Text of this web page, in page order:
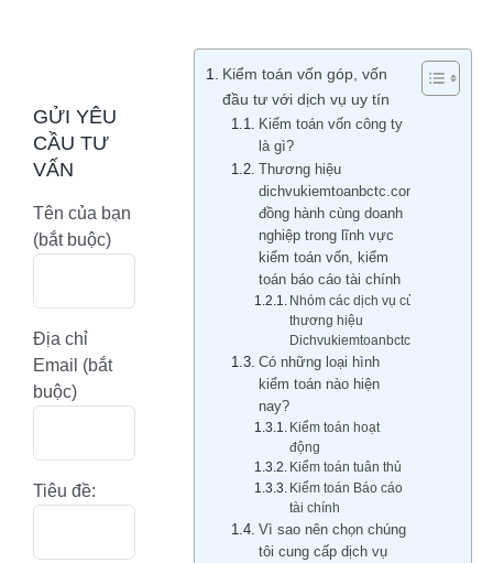
Kiểm toán vốn góp, vốn
đầu tư với dịch vụ uy tín
Kiểm toán vốn công ty
là gì?
Thương hiệu
dichvukiemtoanbctc.com
đồng hành cùng doanh
nghiệp trong lĩnh vực
kiểm toán vốn, kiểm
toán báo cáo tài chính
Nhóm các dịch vụ của
thương hiệu
Dichvukiemtoanbctc.com
Có những loại hình
kiểm toán nào hiện
nay?
Kiểm toán hoạt
động
Kiểm toán tuân thủ
Kiểm toán Báo cáo
tài chính
Vì sao nên chọn chúng
tôi cung cấp dịch vụ
GỬI YÊU
CẦU TƯ
VẤN
Tên của bạn
(bắt buộc)
Địa chỉ
Email (bắt
buộc)
Tiêu đề: